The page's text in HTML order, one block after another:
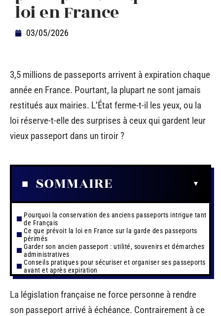
loi en France
03/05/2026
3,5 millions de passeports arrivent à expiration chaque
année en France. Pourtant, la plupart ne sont jamais
restitués aux mairies. L’État ferme-t-il les yeux, ou la
loi réserve-t-elle des surprises à ceux qui gardent leur
vieux passeport dans un tiroir ?
SOMMAIRE
Pourquoi la conservation des anciens passeports intrigue tant
de Français
Ce que prévoit la loi en France sur la garde des passeports
périmés
Garder son ancien passeport : utilité, souvenirs et démarches
administratives
Conseils pratiques pour sécuriser et organiser ses passeports
avant et après expiration
La législation française ne force personne à rendre
son passeport arrivé à échéance. Contrairement à ce